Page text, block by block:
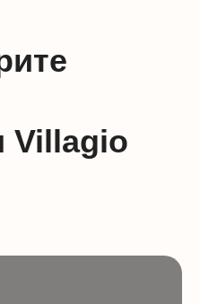
Villagio